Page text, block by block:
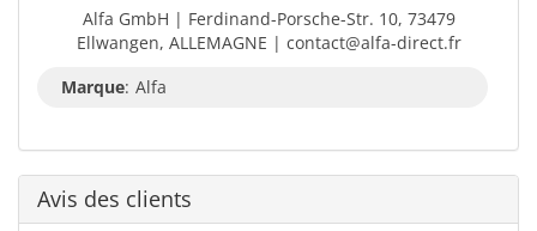
Alfa GmbH | Ferdinand-Porsche-Str. 10, 73479
Ellwangen, ALLEMAGNE | contact@alfa-direct.fr
Marque: Alfa
Avis des clients